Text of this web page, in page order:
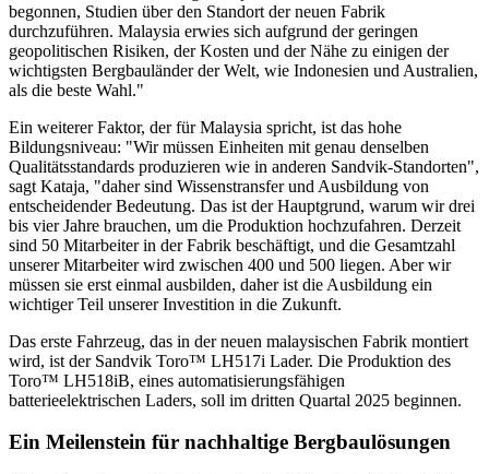
begonnen, Studien über den Standort der neuen Fabrik
durchzuführen. Malaysia erwies sich aufgrund der geringen
geopolitischen Risiken, der Kosten und der Nähe zu einigen der
wichtigsten Bergbauländer der Welt, wie Indonesien und Australien,
als die beste Wahl."
Ein weiterer Faktor, der für Malaysia spricht, ist das hohe
Bildungsniveau: "Wir müssen Einheiten mit genau denselben
Qualitätsstandards produzieren wie in anderen Sandvik-Standorten",
sagt Kataja, "daher sind Wissenstransfer und Ausbildung von
entscheidender Bedeutung. Das ist der Hauptgrund, warum wir drei
bis vier Jahre brauchen, um die Produktion hochzufahren. Derzeit
sind 50 Mitarbeiter in der Fabrik beschäftigt, und die Gesamtzahl
unserer Mitarbeiter wird zwischen 400 und 500 liegen. Aber wir
müssen sie erst einmal ausbilden, daher ist die Ausbildung ein
wichtiger Teil unserer Investition in die Zukunft.
Das erste Fahrzeug, das in der neuen malaysischen Fabrik montiert
wird, ist der Sandvik Toro™ LH517i Lader. Die Produktion des
Toro™ LH518iB, eines automatisierungsfähigen
batterieelektrischen Laders, soll im dritten Quartal 2025 beginnen.
Ein Meilenstein für nachhaltige Bergbaulösungen